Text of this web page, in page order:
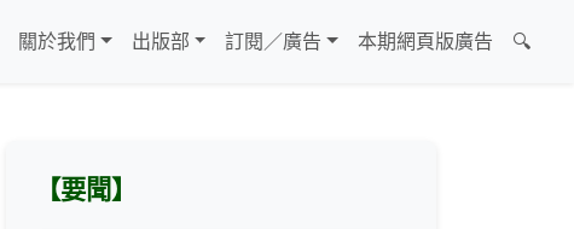
關於我們 出版部 訂閱／廣告 本期網頁版廣告 🔍
【要聞】